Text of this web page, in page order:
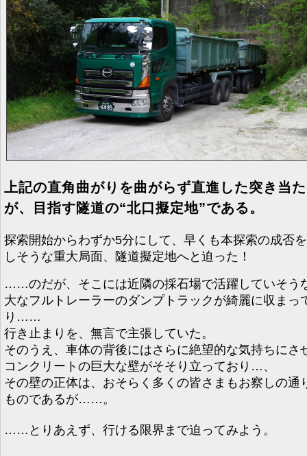
上記の直角曲がりを曲がらず直進した突き当
が、目指す隧道の“北口擬定地”である。
探索開始からわずか5分にして、早くも本探索の成否
しそうな重大局面、隧道擬定地へと迫った！
……のだが、そこには近隣の採石場で活躍していそう
大なフルトレーラーのダンプトラックが綺麗に収まっ
り……
行き止まりを、無言で主張していた。
そのうえ、車体の背後にはさらに絶望的な気持ちにさ
コンクリートの巨大な壁がそそり立っており…、
その壁の正体は、おそらく多くの皆さまもお察しの通
ものであるが……。
……とりあえず、行ける限界まで迫ってみよう。